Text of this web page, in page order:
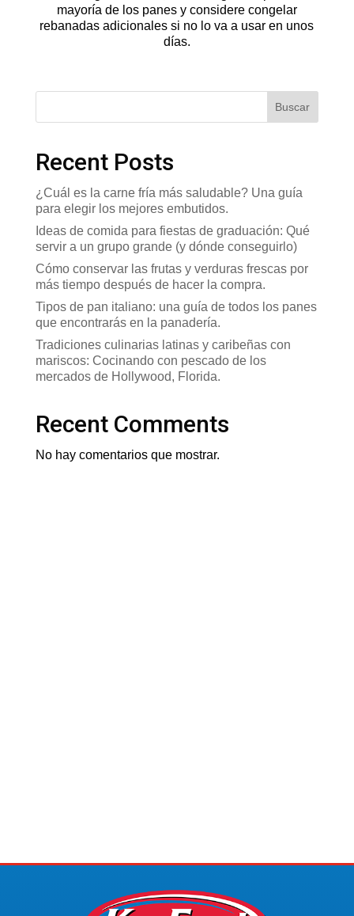
mayoría de los panes y considere congelar
rebanadas adicionales si no lo va a usar en unos
días.
Buscar
Recent Posts
¿Cuál es la carne fría más saludable? Una guía
para elegir los mejores embutidos.
Ideas de comida para fiestas de graduación: Qué
servir a un grupo grande (y dónde conseguirlo)
Cómo conservar las frutas y verduras frescas por
más tiempo después de hacer la compra.
Tipos de pan italiano: una guía de todos los panes
que encontrarás en la panadería.
Tradiciones culinarias latinas y caribeñas con
mariscos: Cocinando con pescado de los
mercados de Hollywood, Florida.
Recent Comments
No hay comentarios que mostrar.